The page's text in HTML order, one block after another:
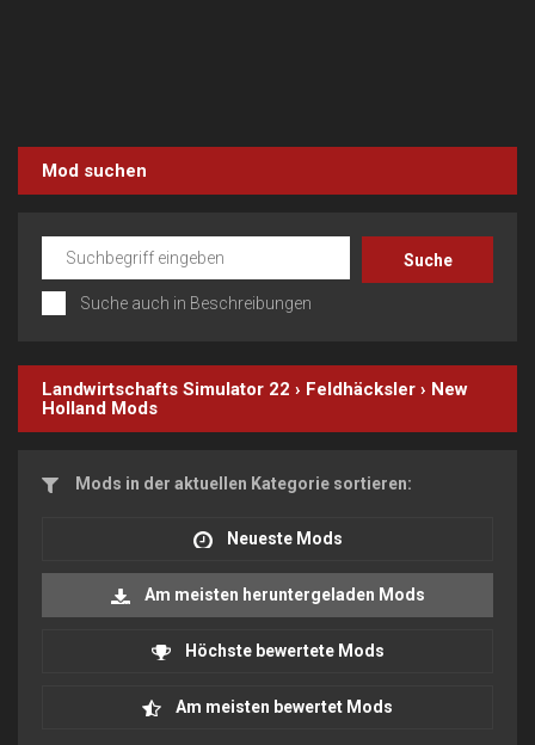
Mod suchen
Suche auch in Beschreibungen
Landwirtschafts Simulator 22 › Feldhäcksler › New
Holland Mods
Mods in der aktuellen Kategorie sortieren:
Neueste Mods
Am meisten heruntergeladen Mods
Höchste bewertete Mods
Am meisten bewertet Mods